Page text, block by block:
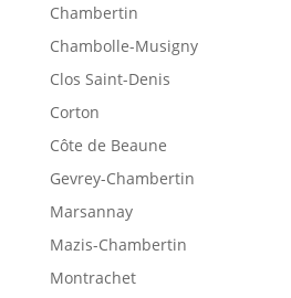
Chambertin
Chambolle-Musigny
Clos Saint-Denis
Corton
Côte de Beaune
Gevrey-Chambertin
Marsannay
Mazis-Chambertin
Montrachet